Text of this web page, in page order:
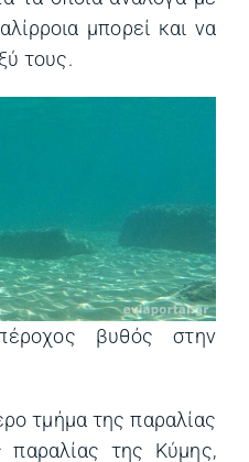
μπορεί και να
τους.
βυθός στην
τμήμα της παραλίας
της Κύμης,